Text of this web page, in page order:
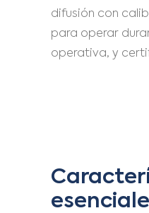
difusión con
para operar
operativa, y